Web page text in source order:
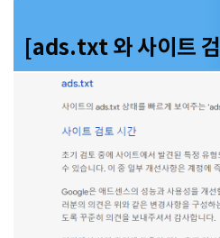
[ads.txt 와 사이트